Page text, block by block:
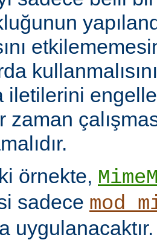
zaman
örnekte,
sadece
uygulanacaktır.